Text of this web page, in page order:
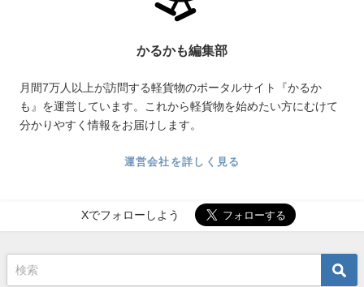
かるかも編集部
月間7万人以上が訪問する軽貨物のポータルサイト『かるか
も』を運営しています。これから軽貨物を始めたい方にむけて
分かりやすく情報をお届けします。
運営会社を詳しく見る
Xでフォローしよう